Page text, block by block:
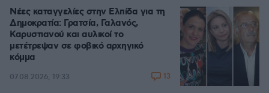
Νέες καταγγελίες στην Ελπίδα για τη
Δημοκρατία: Γρατσία, Γαλανός,
Καρυστιανού και αυλικοί το
μετέτρεψαν σε φοβικό αρχηγικό
κόμμα
07.08.2026, 19:33 13